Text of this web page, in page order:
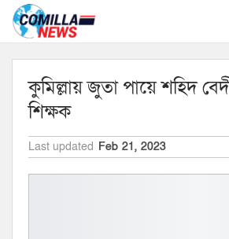
কুমিল্লায় জুতা পায়ে শহিদ
শিক্ষক
Last updated Feb 21, 2023